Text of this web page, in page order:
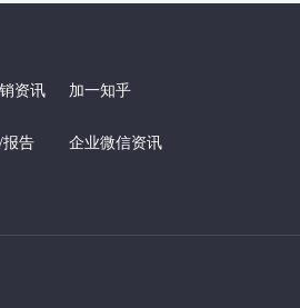
资讯 加一知乎
告 企业微信资讯